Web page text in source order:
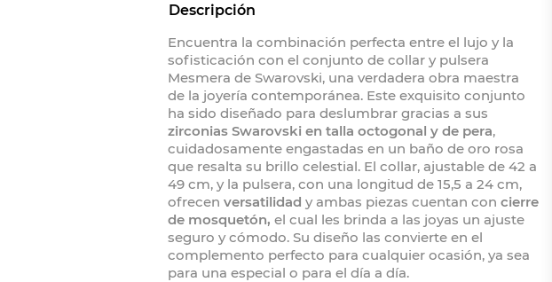
Descripción
Encuentra la combinación perfecta entre el lujo y la
sofisticación con el conjunto de collar y pulsera
Mesmera de Swarovski, una verdadera obra maestra
de la joyería contemporánea. Este exquisito conjunto
ha sido diseñado para deslumbrar gracias a sus
zirconias Swarovski en talla octogonal y de pera,
cuidadosamente engastadas en un baño de oro rosa
que resalta su brillo celestial. El collar, ajustable de 42 a
49 cm, y la pulsera, con una longitud de 15,5 a 24 cm,
ofrecen versatilidad y ambas piezas cuentan con cierre
de mosquetón, el cual les brinda a las joyas un ajuste
seguro y cómodo. Su diseño las convierte en el
complemento perfecto para cualquier ocasión, ya sea
para una especial o para el día a día.